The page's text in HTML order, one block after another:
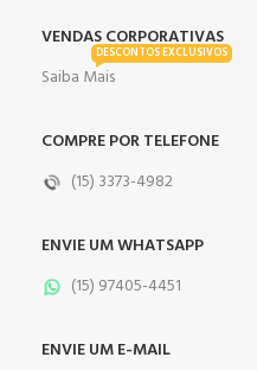
VENDAS CORPORATIVAS
Saiba Mais
DESCONTOS EXCLUSIVOS
COMPRE POR TELEFONE
(15) 3373-4982
ENVIE UM WHATSAPP
(15) 97405-4451
ENVIE UM E-MAIL